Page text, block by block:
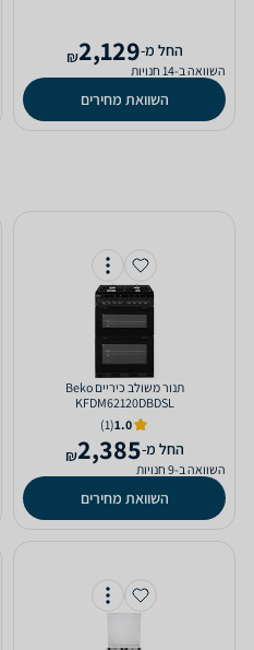
‫החל מ-2,129
₪
השוואה ב-14 חנויות
השוואת מחירים
‏תנור משולב כיריים Beko
KFDM62120DBDSL
1.0
(1)
‫החל מ-2,385
₪
השוואה ב-9 חנויות
השוואת מחירים